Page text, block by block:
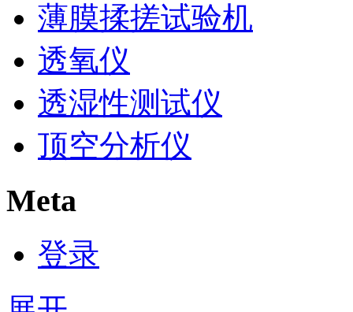
薄膜揉搓试验机
透氧仪
透湿性测试仪
顶空分析仪
Meta
登录